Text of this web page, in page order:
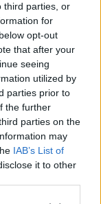
third parties, or
for
opt-out
that after your
seeing
utilized by
parties prior to
the further
parties on the
may
IAB’s List of
it to other
de vehículos
del número
en
el
al público,
de mejoras en
Siete Palmas,
parte del
financiado
de euros
Las Palmas de
millones de